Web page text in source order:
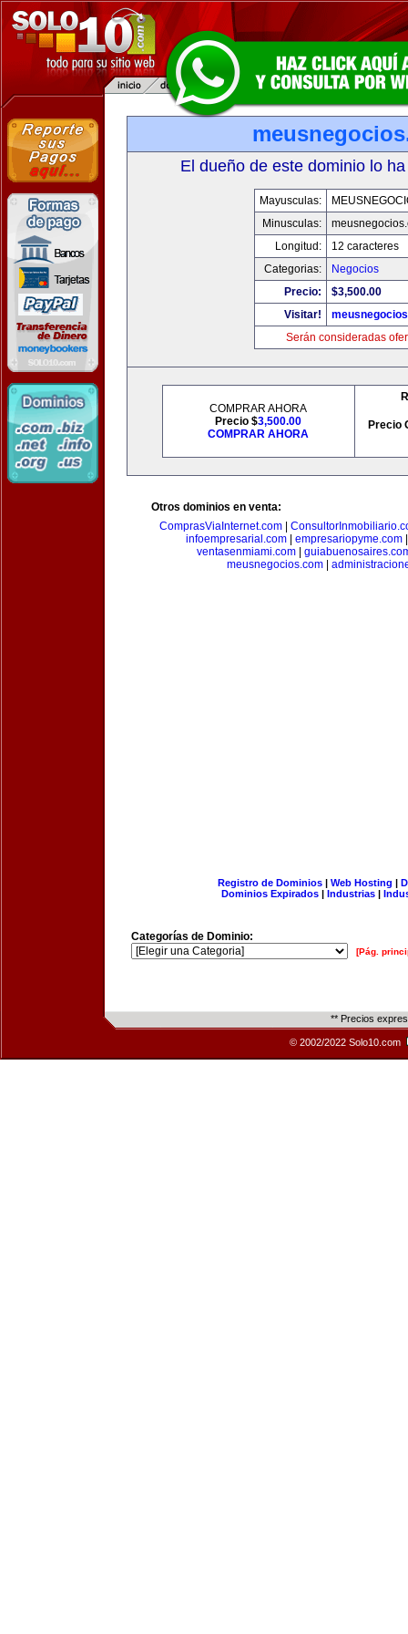
El dueño de este dominio lo
Mayusculas:
Minusculas:
Longitud:
12 caracteres
Categorias:
Negocios
Precio:
$3,500.00
Visitar!
Serán consideradas
COMPRAR AHORA
Precio $3,500.00
COMPRAR AHORA
Precio
Otros dominios en venta:
ComprasViaInternet.com
infoempresarial.com| empresariopyme.com
ventasenmiami.com|
meusnegocios.com|
Registro de Dominios| Web Hosting |
Dominios Expirados | Industrias |
Categorías de Dominio:
[Pág.
** Precios
© 2002/2022 Solo10.com